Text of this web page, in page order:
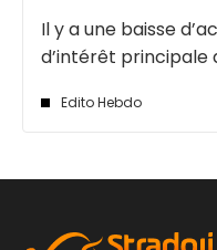
Il y a une baisse
d’intérêt principale
Edito Hebdo